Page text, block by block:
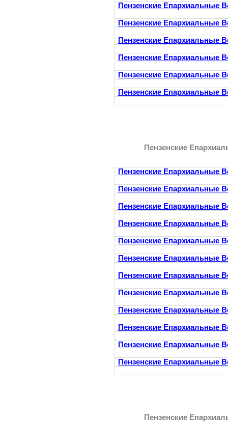
Пензенские Епархиальные
Пензенские Епархиальные
Пензенские Епархиальные
Пензенские Епархиальные
Пензенские Епархиальные
Пензенские Епархиальные
Пензенские
Пензенские Епархиальные
Пензенские Епархиальные
Пензенские Епархиальные
Пензенские Епархиальные
Пензенские Епархиальные
Пензенские Епархиальные
Пензенские Епархиальные
Пензенские Епархиальные
Пензенские Епархиальные
Пензенские Епархиальные
Пензенские Епархиальные
Пензенские Епархиальные
Пензенские